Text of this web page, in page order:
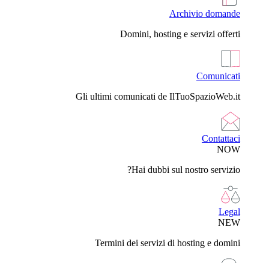
Archivio domande
Domini, hosting e servizi offerti
Comunicati
Gli ultimi comunicati de IlTuoSpazioWeb.it
Contattaci
NOW
Hai dubbi sul nostro servizio?
Legal
NEW
Termini dei servizi di hosting e domini